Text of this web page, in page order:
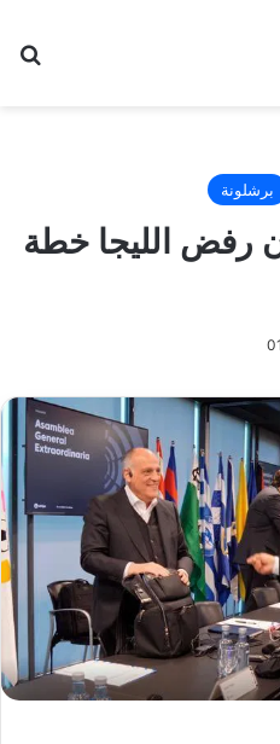
برشلونة
رفض الليجا خطة